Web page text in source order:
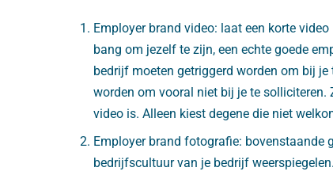
Employer brand video: laat een korte
bang om jezelf te zijn, een echte goede
bedrijf moeten getriggerd worden om bij
worden om vooral niet bij je te
video is. Alleen kiest degene die niet
Employer brand fotografie: bovenstaande
bedrijfscultuur van je bedrijf